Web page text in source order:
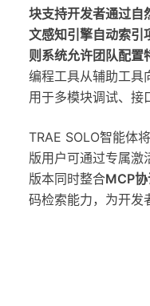
块支持开发者通过自
文感知引擎自动索引
则系统允许团队配置
编程工具从辅助工具
用于多模块调试、接
TRAE SOLO智能体
版用户可通过专属
版本同时整合MCP
码检索能力，为开发